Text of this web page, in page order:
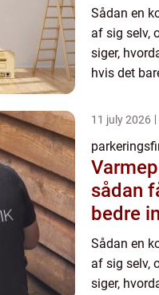
Sådan en
af sig selv,
siger,
hvis det
11 july 2026
sådan
bedre
Sådan en
af sig selv,
siger,